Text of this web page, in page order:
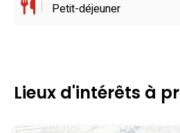
Petit-déjeuner
Lieux d'intérêts à